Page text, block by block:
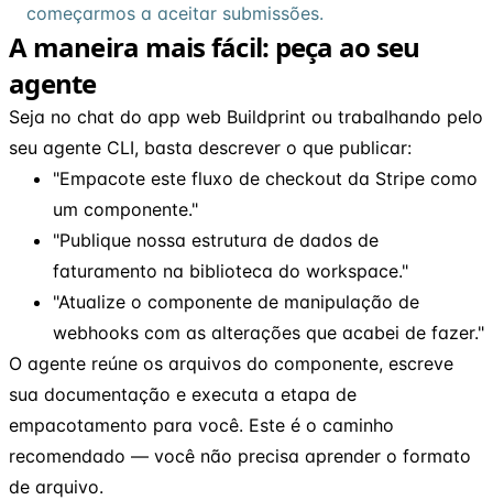
começarmos a aceitar submissões.
A maneira mais fácil: peça ao seu
agente
Seja no chat do app web Buildprint ou trabalhando pelo
seu agente CLI, basta descrever o que publicar:
"Empacote este fluxo de checkout da Stripe como
um componente."
"Publique nossa estrutura de dados de
faturamento na biblioteca do workspace."
"Atualize o componente de manipulação de
webhooks com as alterações que acabei de fazer."
O agente reúne os arquivos do componente, escreve
sua documentação e executa a etapa de
empacotamento para você. Este é o caminho
recomendado — você não precisa aprender o formato
de arquivo.